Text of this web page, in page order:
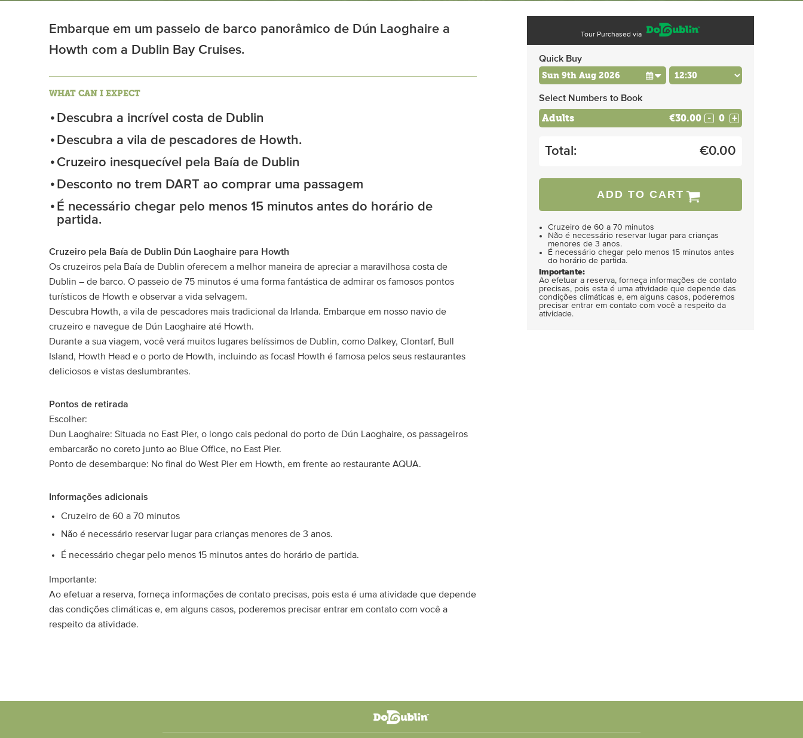
Embarque em um passeio de barco panorâmico de Dún Laoghaire a
Howth com a Dublin Bay Cruises.
WHAT CAN I EXPECT
Descubra a incrível costa de Dublin
Descubra a vila de pescadores de Howth.
Cruzeiro inesquecível pela Baía de Dublin
Desconto no trem DART ao comprar uma passagem
É necessário chegar pelo menos 15 minutos antes do horário de
partida.
Cruzeiro pela Baía de Dublin Dún Laoghaire para Howth
Os cruzeiros pela Baía de Dublin oferecem a melhor maneira de apreciar a maravilhosa costa de
Dublin – de barco. O passeio de 75 minutos é uma forma fantástica de admirar os famosos pontos
turísticos de Howth e observar a vida selvagem.
Descubra Howth, a vila de pescadores mais tradicional da Irlanda. Embarque em nosso navio de
cruzeiro e navegue de Dún Laoghaire até Howth.
Durante a sua viagem, você verá muitos lugares belíssimos de Dublin, como Dalkey, Clontarf, Bull
Island, Howth Head e o porto de Howth, incluindo as focas! Howth é famosa pelos seus restaurantes
deliciosos e vistas deslumbrantes.
Pontos de retirada
Escolher:
Dun Laoghaire: Situada no East Pier, o longo cais pedonal do porto de Dún Laoghaire, os passageiros
embarcarão no coreto junto ao Blue Office, no East Pier.
Ponto de desembarque: No final do West Pier em Howth, em frente ao restaurante AQUA.
Informações adicionais
Cruzeiro de 60 a 70 minutos
Não é necessário reservar lugar para crianças menores de 3 anos.
É necessário chegar pelo menos 15 minutos antes do horário de partida.
Importante:
Ao efetuar a reserva, forneça informações de contato precisas, pois esta é uma atividade que depende
das condições climáticas e, em alguns casos, poderemos precisar entrar em contato com você a
respeito da atividade.
Tour Purchased via
Quick Buy
Select Numbers to Book
Adults €30.00 - +
Total: €0.00
ADD TO CART
Cruzeiro de 60 a 70 minutos
Não é necessário reservar lugar para crianças
menores de 3 anos.
É necessário chegar pelo menos 15 minutos antes
do horário de partida.
Importante:
Ao efetuar a reserva, forneça informações de contato
precisas, pois esta é uma atividade que depende das
condições climáticas e, em alguns casos, poderemos
precisar entrar em contato com você a respeito da
atividade.